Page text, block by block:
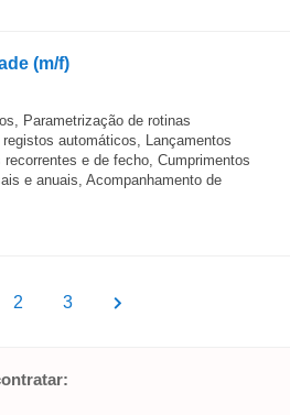
(m/f)
Parametrização de rotinas
automáticos, Lançamentos
e de fecho, Cumprimentos
e anuais, Acompanhamento de
2 3